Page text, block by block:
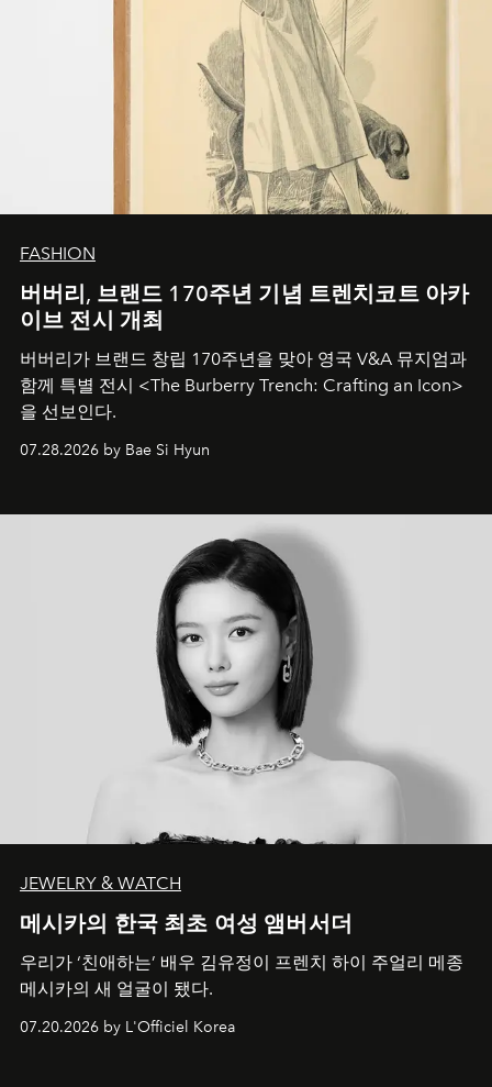
FASHION
버버리, 브랜드 170주년 기념 트렌치코트 아카
이브 전시 개최
버버리가 브랜드 창립 170주년을 맞아 영국 V&A 뮤지엄과
함께 특별 전시 <The Burberry Trench: Crafting an Icon>
을 선보인다.
07.28.2026 by Bae Si Hyun
JEWELRY & WATCH
메시카의 한국 최초 여성 앰버서더
우리가 ‘친애하는’ 배우 김유정이 프렌치 하이 주얼리 메종
메시카의 새 얼굴이 됐다.
07.20.2026 by L'Officiel Korea